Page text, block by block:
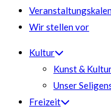
Wir stellen vor
Kultur
Kunst &
Unser
Freizeit